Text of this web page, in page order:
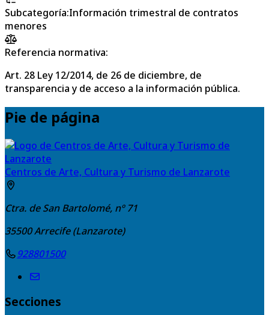
Subcategoría:Información trimestral de contratos
menores
Referencia normativa:
Art. 28 Ley 12/2014, de 26 de diciembre, de
transparencia y de acceso a la información pública.
Pie de página
Centros de Arte, Cultura y Turismo de Lanzarote
Ctra. de San Bartolomé, nº 71
35500Arrecife (Lanzarote)
928801500
Secciones